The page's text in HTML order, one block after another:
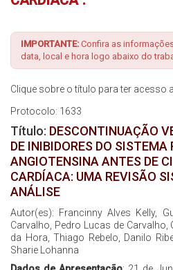
Intercardio
Entrevistas
Feira de Exposição
Hospedagem
Traslado
IMPORTANTE: Confira as
data, local e hora logo abaixo do
Clique sobre o título para ter acesso
Protocolo: 1633
Título: DESCONTINUAÇÃO
DE INIBIDORES DO SISTEMA
ANGIOTENSINA ANTES DE
CARDÍACA: UMA REVISÃO
ANÁLISE
Autor(es): Francinny Alves Kelly,
Carvalho, Pedro Lucas de Carvalho,
da Hora, Thiago Rebelo, Danilo
Sharie Lohanna